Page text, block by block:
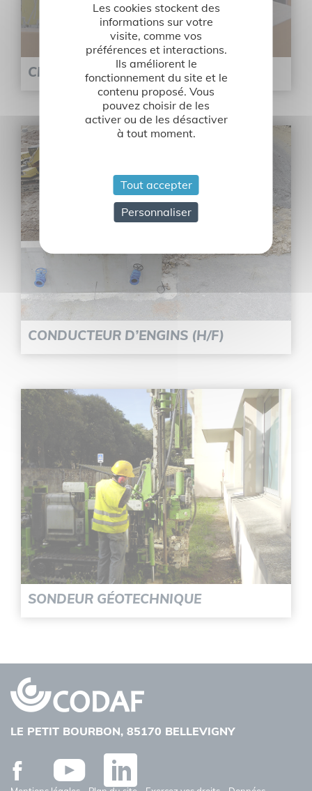
CHAUDRONNIER - ASSEMBLEUR
CONDUCTEUR D’ENGINS (H/F)
SONDEUR GÉOTECHNIQUE
LE PETIT BOURBON, 85170 BELLEVIGNY
Les cookies stockent des
informations sur votre
visite, comme vos
préférences et interactions.
Ils améliorent le
fonctionnement du site et le
contenu proposé. Vous
pouvez choisir de les
activer ou de les désactiver
à tout moment.
Tout accepter
Personnaliser